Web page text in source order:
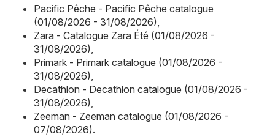
Pacific Pêche - Pacific Pêche catalogue
(01/08/2026 - 31/08/2026),
Zara - Catalogue Zara Été (01/08/2026 -
31/08/2026),
Primark - Primark catalogue (01/08/2026 -
31/08/2026),
Decathlon - Decathlon catalogue (01/08/2026 -
31/08/2026),
Zeeman - Zeeman catalogue (01/08/2026 -
07/08/2026).